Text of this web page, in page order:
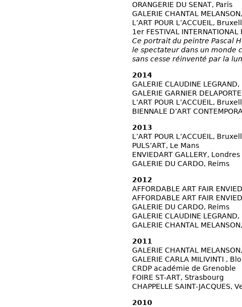
ORANGERIE DU SENAT, Paris
GALERIE CHANTAL
L’ART POUR L’ACCUEIL,
1er FESTIVAL INTERNATIONAL
Ce portrait du peintre Pascal
le spectateur dans un monde
sans cesse réinventé par la
2014
GALERIE CLAUDINE LEGRAND,
GALERIE GARNIER
L’ART POUR L’ACCUEIL,
BIENNALE D’ART
2013
L’ART POUR L’ACCUEIL,
PULS’ART, Le Mans
ENVIEDART GALLERY, Londres
GALERIE DU CARDO, Reims
2012
AFFORDABLE ART FAIR
AFFORDABLE ART FAIR
GALERIE DU CARDO, Reims
GALERIE CLAUDINE LEGRAND,
GALERIE CHANTAL
2011
GALERIE CHANTAL
GALERIE CARLA MILIVINTI ,
CRDP académie de Grenoble
FOIRE ST-ART, Strasbourg
CHAPPELLE SAINT-JACQUES,
2010